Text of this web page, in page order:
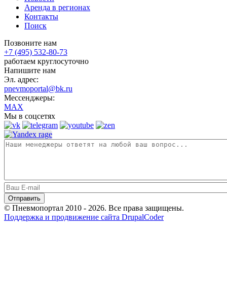
Аренда в регионах
Контакты
Поиск
Позвоните нам
+7 (495) 532-80-73
работаем круглосуточно
Напишите нам
Эл. адрес:
pnevmoportal@bk.ru
Мессенджеры:
MAX
Мы в соцсетях
© Пневмопортал 2010 - 2026. Все права защищены.
Поддержка и продвижение сайта DrupalCoder